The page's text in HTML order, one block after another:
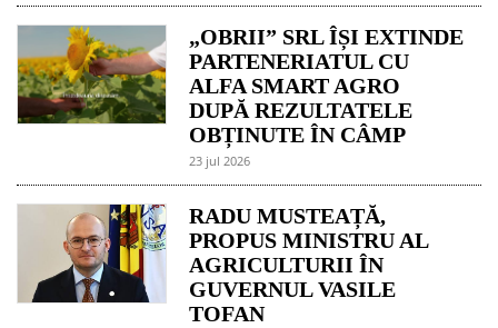
„OBRII” SRL ÎȘI EXTINDE
PARTENERIATUL CU
ALFA SMART AGRO
DUPĂ REZULTATELE
OBȚINUTE ÎN CÂMP
23 jul 2026
RADU MUSTEAȚĂ,
PROPUS MINISTRU AL
AGRICULTURII ÎN
GUVERNUL VASILE
TOFAN